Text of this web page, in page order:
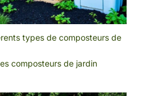
types de composteurs de
composteurs de jardin